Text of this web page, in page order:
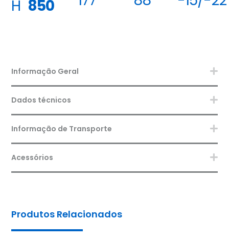
H 850
Informação Geral
Dados técnicos
Informação de Transporte
Acessórios
Produtos Relacionados